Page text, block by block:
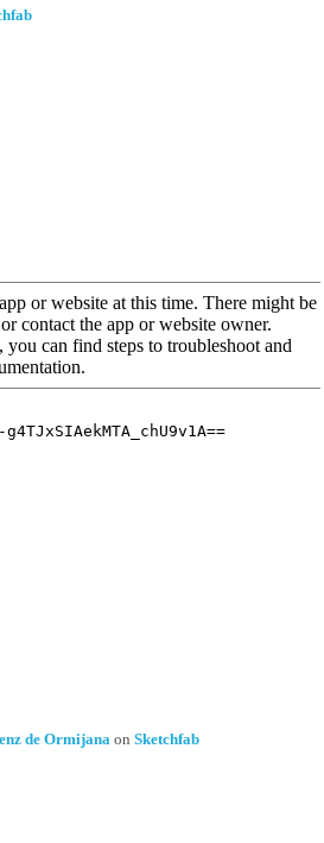
de Ormijana onSketchfab